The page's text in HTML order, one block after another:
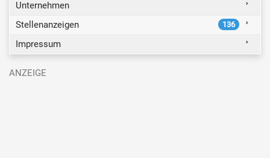
Unternehmen
Stellenanzeigen
136
Impressum